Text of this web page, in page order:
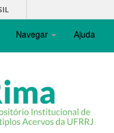
Navegar Ajuda